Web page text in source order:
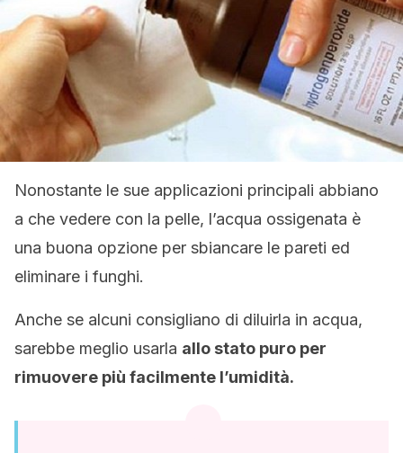
Nonostante le sue applicazioni principali abbiano
a che vedere con la pelle, l’acqua ossigenata è
una buona opzione per sbiancare le pareti ed
eliminare i funghi.
Anche se alcuni consigliano di diluirla in acqua,
sarebbe meglio usarla allo stato puro per
rimuovere più facilmente l’umidità.